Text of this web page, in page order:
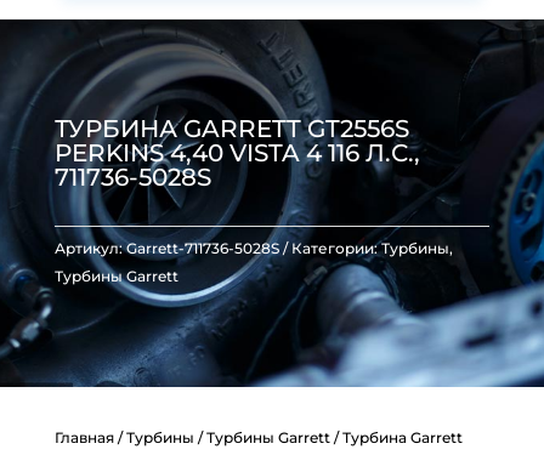
ТУРБИНА GARRETT GT2556S
PERKINS 4,40 VISTA 4 116 Л.С.,
711736-5028S
Артикул:Garrett-711736-5028S Категории:Турбины,
Турбины Garrett
Главная/Турбины /Турбины Garrett/ Турбина Garrett